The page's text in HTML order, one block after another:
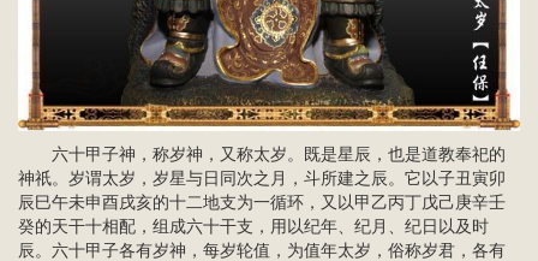
六十甲子神，称岁神，又称太岁。既是星辰，也是道教奉祀的
神祇。岁谓太岁，岁星与日同次之月，斗所建之辰。它以子丑寅卯
辰巳午未申酉戌亥的十二地支为一循环，又以甲乙丙丁戊己庚辛壬
癸的天干十相配，组成六十干支，用以纪年、纪月、纪日以及时
辰。六十甲子各有岁神，每岁轮值，为值年太岁，俗称岁君，各有